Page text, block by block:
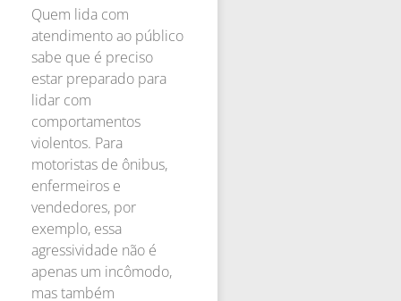
Quem lida com
atendimento ao público
sabe que é preciso
estar preparado para
lidar com
comportamentos
violentos. Para
motoristas de ônibus,
enfermeiros e
vendedores, por
exemplo, essa
agressividade não é
apenas um incômodo,
mas também